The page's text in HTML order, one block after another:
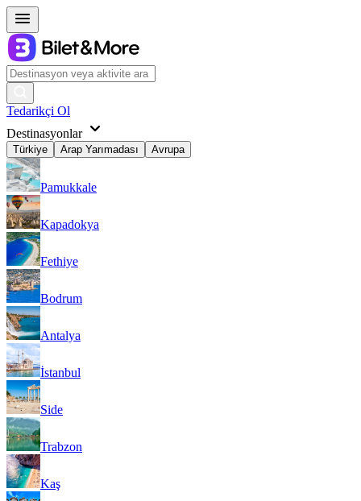
Tedarikçi Ol
Destinasyonlar
Türkiye Arap Yarımadası Avrupa
Pamukkale
Kapadokya
Fethiye
Bodrum
Antalya
İstanbul
Side
Trabzon
Kaş